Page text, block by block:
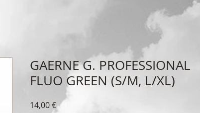
GAERNE G. PROFESSIONAL
FLUO GREEN (S/M, L/XL)
14,00 €Τιμή